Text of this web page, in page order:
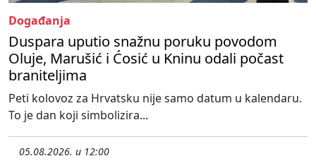
Događanja
Duspara uputio snažnu poruku povodom
Oluje, Marušić i Ćosić u Kninu odali počast
braniteljima
Peti kolovoz za Hrvatsku nije samo datum u kalendaru.
To je dan koji simbolizira...
05.08.2026. u 12:00